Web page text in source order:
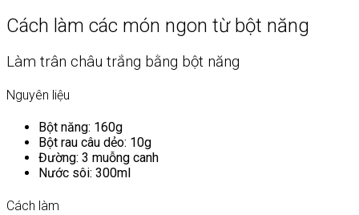
Cách làm các món ngon từ bột năng
Làm trân châu trắng bằng bột năng
Nguyên liệu
Bột năng: 160g
Bột rau câu dẻo: 10g
Đường: 3 muỗng canh
Nước sôi: 300ml
Cách làm